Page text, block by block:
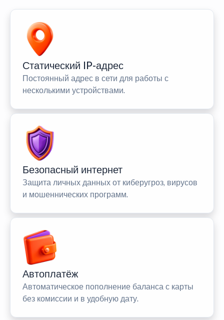
Статический IP-адрес
Постоянный адрес в сети для работы с
несколькими устройствами.
Безопасный интернет
Защита личных данных от киберугроз, вирусов
и мошеннических программ.
Автоплатёж
Автоматическое пополнение баланса с карты
без комиссии и в удобную дату.